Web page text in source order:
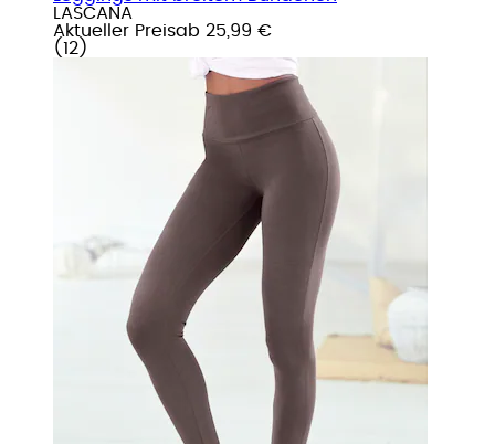
LASCANA
Aktueller Preisab 25,99 €
( 12 )